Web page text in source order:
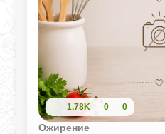
1,78K 0 0
Ожирение